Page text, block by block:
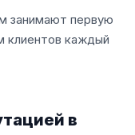
занимают первую
клиентов каждый
в